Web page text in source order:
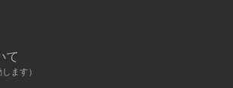
て
ます）